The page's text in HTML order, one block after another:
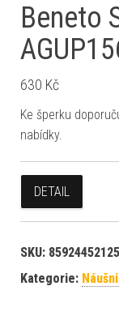
Beneto
630 Kč
Ke šperku
nabídky.
DETAIL
SKU:
Kategorie: